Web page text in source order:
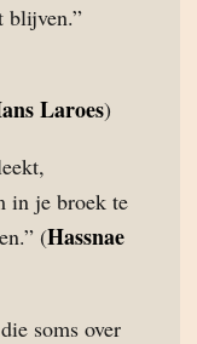
blijven.”
Laroes)
in je broek te
(Hassnae
soms over